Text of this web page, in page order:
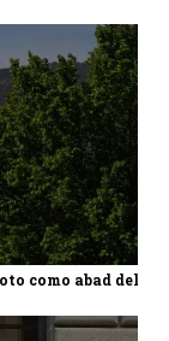
como abad del